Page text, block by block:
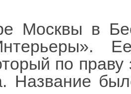
Москвы в
по праву
Название